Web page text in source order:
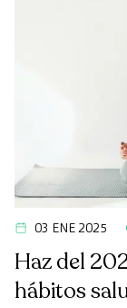
03 ENE 2025
Haz del
hábitos